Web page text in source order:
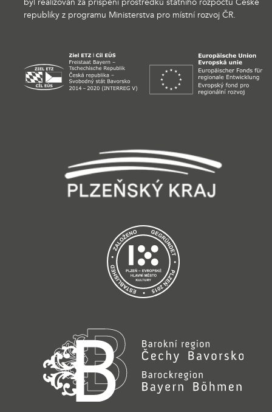
republiky z programu Ministerstva pro místní rozvoj ČR.